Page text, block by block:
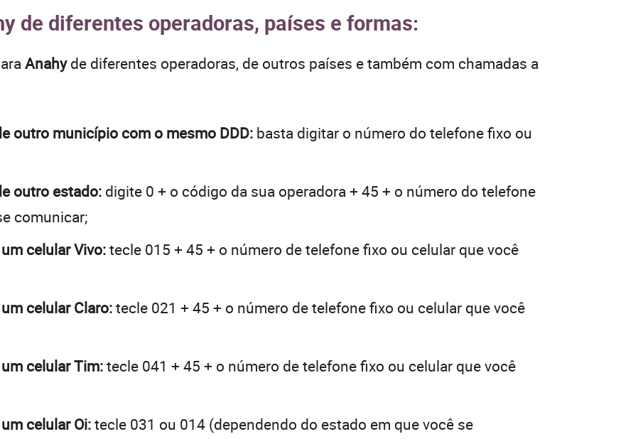
de diferentes operadoras, países e formas:
Anahyde diferentes operadoras, de outros países e também com chamadas a
outro município com o mesmo DDD: basta digitar o número do telefone fixo ou
outro estado: digite 0 + o código da sua operadora + 45 + o número do telefone
comunicar;
celular Vivo:tecle 015 + 45 + o número de telefone fixo ou celular que você
celular Claro:tecle 021 + 45 + o número de telefone fixo ou celular que você
celular Tim:tecle 041 + 45 + o número de telefone fixo ou celular que você
celular Oi:tecle 031 ou 014 (dependendo do estado em que você se